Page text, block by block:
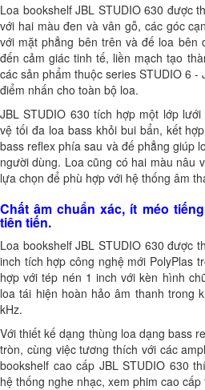
Loa bookshelf JBL STUDIO 630 được
với hai màu đen và vân gỗ, các góc
với mặt phẳng bên trên và đế loa bên
đến cảm giác tinh tế, liền mạch tạo
các sản phẩm thuộc series STUDIO 6 -
điểm nhấn cho toàn bộ loa.
JBL STUDIO 630 tích hợp một lớp
vệ tối đa loa bass khỏi bui bẩn, kết
bass reflex phía sau và đế phẳng giúp
người dùng. Loa cũng có hai màu nâu
lựa chọn để phù hợp với hệ thống âm
Chất âm chuẩn xác, ít méo
tiên tiến.
Loa bookshelf JBL STUDIO 630 được
inch tích hợp công nghệ mới PolyPlas
hợp với tép nén 1 inch với kèn hình
loa tái hiện hoàn hảo âm thanh trong
kHz.
Với thiết kế dạng thùng loa dạng bass
tròn, cùng việc tương thích với các
bookshelf cao cấp JBL STUDIO 630
hệ thống nghe nhạc, xem phim cao